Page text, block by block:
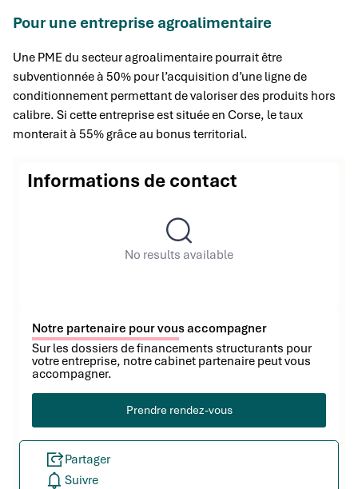
Pour une entreprise agroalimentaire
Une PME du secteur agroalimentaire pourrait être
subventionnée à 50% pour l’acquisition d’une ligne de
conditionnement permettant de valoriser des produits hors
calibre. Si cette entreprise est située en Corse, le taux
monterait à 55% grâce au bonus territorial.
Informations de contact
No results available
Notre partenaire pour vous accompagner
Sur les dossiers de financements structurants pour
votre entreprise, notre cabinet partenaire peut vous
accompagner.
Prendre rendez-vous
Partager
Suivre